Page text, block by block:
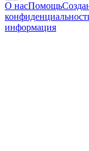
О насПомощь
информация